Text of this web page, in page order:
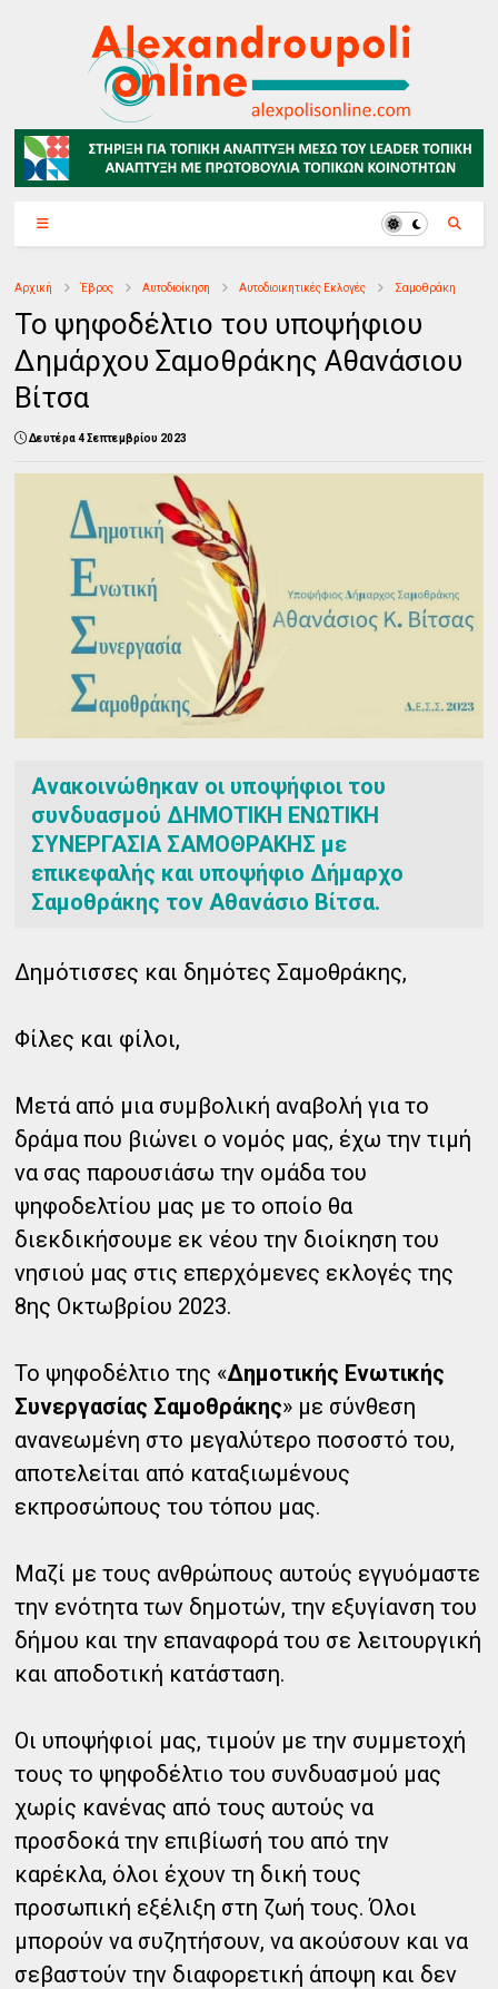
Αρχική Έβρος Αυτοδιοίκηση Αυτοδιοικητικές Εκλογές Σαμοθράκη
Το ψηφοδέλτιο του υποψήφιου
Δημάρχου Σαμοθράκης Αθανάσιου
Βίτσα
Δευτέρα 4 Σεπτεμβρίου 2023
Ανακοινώθηκαν οι υποψήφιοι του
συνδυασμού ΔΗΜΟΤΙΚΗ ΕΝΩΤΙΚΗ
ΣΥΝΕΡΓΑΣΙΑ ΣΑΜΟΘΡΑΚΗΣ με
επικεφαλής και υποψήφιο Δήμαρχο
Σαμοθράκης τον Αθανάσιο Βίτσα.
Δημότισσες και δημότες Σαμοθράκης,
Φίλες και φίλοι,
Μετά από μια συμβολική αναβολή για το
δράμα που βιώνει ο νομός μας, έχω την τιμή
να σας παρουσιάσω την ομάδα του
ψηφοδελτίου μας με το οποίο θα
διεκδικήσουμε εκ νέου την διοίκηση του
νησιού μας στις επερχόμενες εκλογές της
8ης Οκτωβρίου 2023.
Το ψηφοδέλτιο της «Δημοτικής Ενωτικής
Συνεργασίας Σαμοθράκης» με σύνθεση
ανανεωμένη στο μεγαλύτερο ποσοστό του,
αποτελείται από καταξιωμένους
εκπροσώπους του τόπου μας.
Μαζί με τους ανθρώπους αυτούς εγγυόμαστε
την ενότητα των δημοτών, την εξυγίανση του
δήμου και την επαναφορά του σε λειτουργική
και αποδοτική κατάσταση.
Οι υποψήφιοί μας, τιμούν με την συμμετοχή
τους το ψηφοδέλτιο του συνδυασμού μας
χωρίς κανένας από τους αυτούς να
προσδοκά την επιβίωσή του από την
καρέκλα, όλοι έχουν τη δική τους
προσωπική εξέλιξη στη ζωή τους. Όλοι
μπορούν να συζητήσουν, να ακούσουν και να
σεβαστούν την διαφορετική άποψη και δεν